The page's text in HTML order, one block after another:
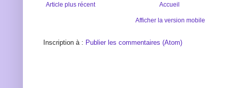
Article plus récent Accueil
Afficher la version mobile
Inscription à : Publier les commentaires (Atom)